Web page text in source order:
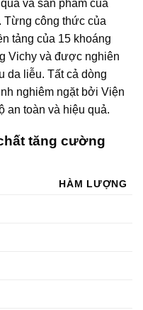
và sản phẩm của
Từng công thức của
tảng của 15 khoáng
Vichy và được nghiên
da liễu. Tất cả dòng
nghiêm ngặt bởi Viện
an toàn và hiệu quả.
tăng cường
HÀM LƯỢNG